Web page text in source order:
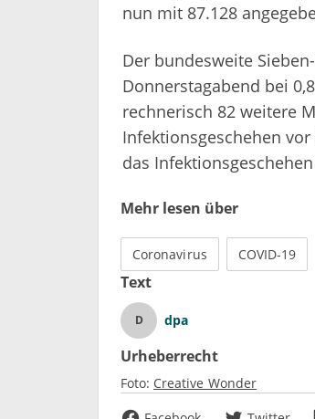
nun mit 87.128
Der bundesweite
Donnerstagabend bei
rechnerisch 82 weitere
Infektionsgeschehen
das
Mehr lesen über
Coronavirus COVID-19
Text
D dpa
Urheberrecht
Foto: Creative Wonder